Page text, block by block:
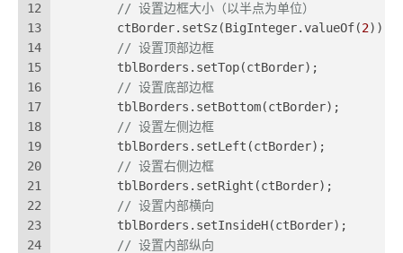
12
13
14
15
16
17
18
19
20
21
22
23
24
// 设置边框大小（以半点为单位）
        ctBorder.setSz(BigInteger.valueOf(
2));
// 设置顶部边框
        tblBorders.setTop(ctBorder);
// 设置底部边框
        tblBorders.setBottom(ctBorder);
// 设置左侧边框
        tblBorders.setLeft(ctBorder);
// 设置右侧边框
        tblBorders.setRight(ctBorder);
// 设置内部横向
        tblBorders.setInsideH(ctBorder);
// 设置内部纵向